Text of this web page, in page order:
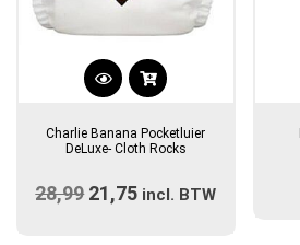
Charlie Banana Pocketluier
DeLuxe- Cloth Rocks
28,99 Oorspronkelijke
21,75 Huidige
incl. BTW